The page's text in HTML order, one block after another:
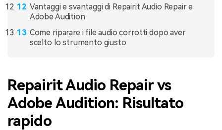
Vantaggi e svantaggi di Repairit Audio Repair e
Adobe Audition
Come riparare i file audio corrotti dopo aver
scelto lo strumento giusto
Repairit Audio Repair vs
Adobe Audition: Risultato
rapido